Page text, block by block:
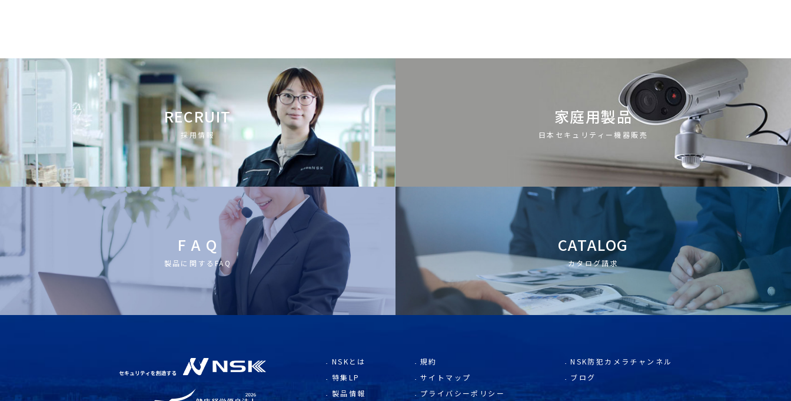
RECRUIT
採用情報
家庭用製品
日本セキュリティー機器販売
F A Q
製品に関するFAQ
CATALOG
カタログ請求
NSKとは
特集LP
製品情報
規約
サイトマップ
プライバシーポリシー
NSK防犯カメラチャンネル
ブログ